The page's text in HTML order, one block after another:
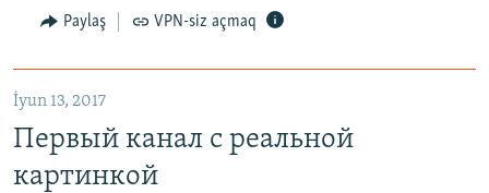
Paylaş VPN-siz açmaq
İyun 13, 2017
Первый канал с реальной
картинкой